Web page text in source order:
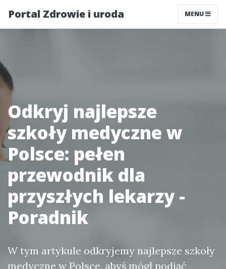
Portal Zdrowie i uroda MENU
Odkryj najlepsze
szkoły medyczne w
Polsce: pełen
przewodnik dla
przyszłych lekarzy -
Poradnik
W tym artykule odkryjemy najlepsze szkoły
medyczne w Polsce, abyś mógł podjąć